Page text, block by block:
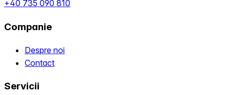
+40 735 090 810
Companie
Despre noi
Contact
Servicii